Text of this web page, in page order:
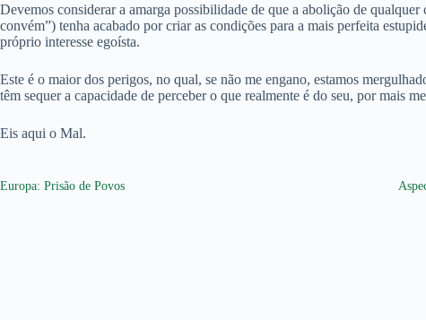
Devemos considerar a amarga possibilidade de que a abolição de
convém”) tenha acabado por criar as condições para a mais perfeita
próprio interesse egoísta.
Este é o maior dos perigos, no qual, se não me engano, estamos
têm sequer a capacidade de perceber o que realmente é do seu, por mais
Eis aqui o Mal.
Europa: Prisão de Povos